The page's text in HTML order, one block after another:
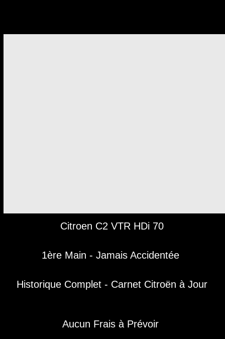
Citroen C2 VTR HDi 70
1ère Main - Jamais Accidentée
Historique Complet - Carnet Citroën à Jour
Aucun Frais à Prévoir